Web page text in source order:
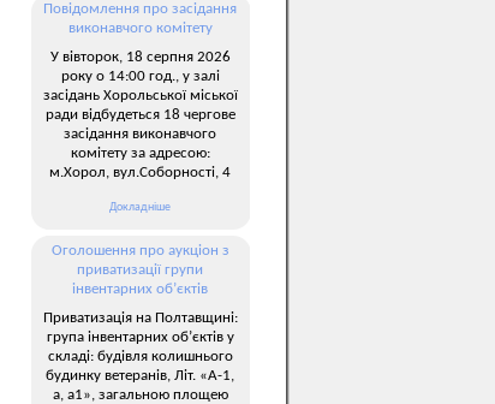
Повідомлення про засідання
виконавчого комітету
У вівторок, 18 серпня 2026
року о 14:00 год., у залі
засідань Хорольської міської
ради відбудеться 18 чергове
засідання виконавчого
комітету за адресою:
м.Хорол, вул.Соборності, 4
Докладніше
Оголошення про аукціон з
приватизації групи
інвентарних об’єктів
Приватизація на Полтавщині:
група інвентарних об’єктів у
складі: будівля колишнього
будинку ветеранів, Літ. «А-1,
а, а1», загальною площею